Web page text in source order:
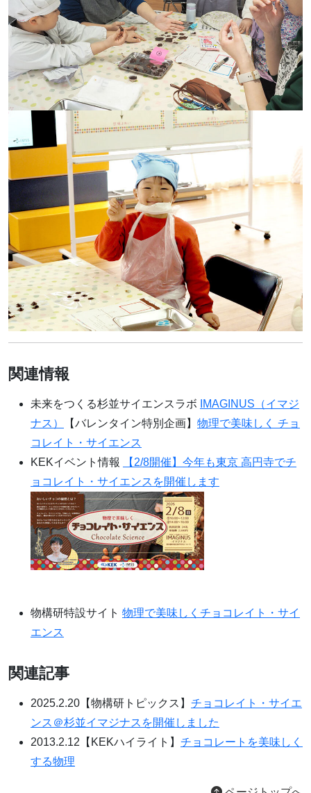
関連情報
未来をつくる杉並サイエンスラボ
IMAGINUS（イマジ
ナス）
【バレンタイン特別企画】 物理で美味しく チョ
コレイト・サイエンス
KEKイベント情報
【2/8開催】今年も東京 高円寺でチ
ョコレイト・サイエンスを開催します
物構研特設サイト 物理で美味しくチョコレイト・サイ
エンス
関連記事
2025.2.20【物構研トピックス】 チョコレイト・サイエ
ンス＠杉並イマジナスを開催しました
2013.2.12【KEKハイライト】 チョコレートを美味しく
する物理